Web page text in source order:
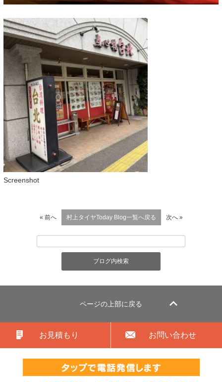
Screenshot
« 前へ 村上タイヤToday Blog一覧へ戻る 次へ »
ページの上部に戻る
お見積もり お問い合わせ